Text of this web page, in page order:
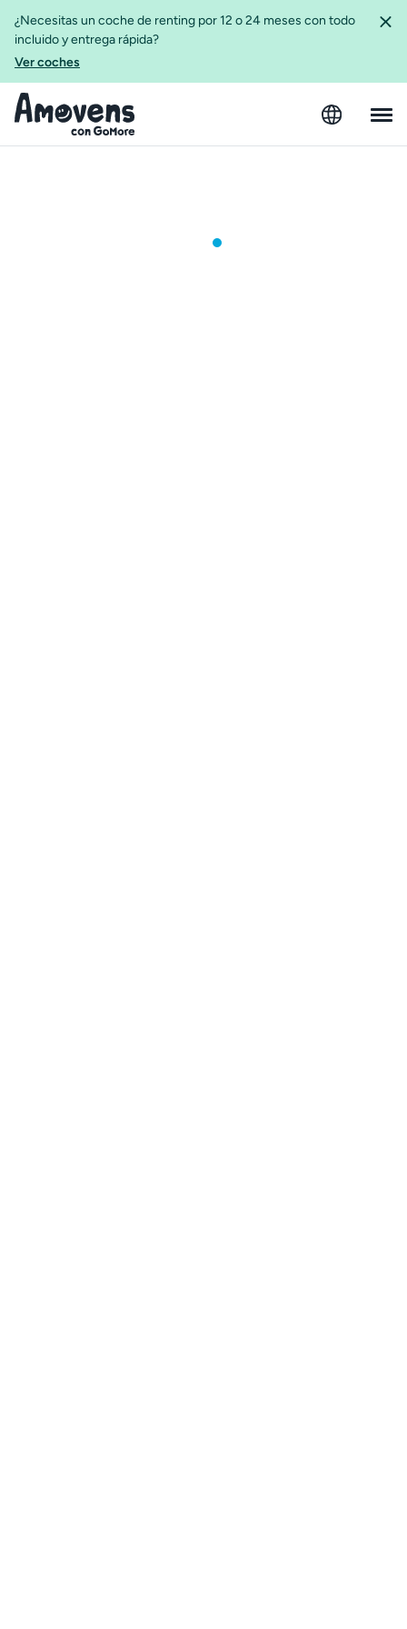
¿Necesitas un coche de renting por 12 o 24 meses con todo
incluido y entrega rápida?
Ver coches